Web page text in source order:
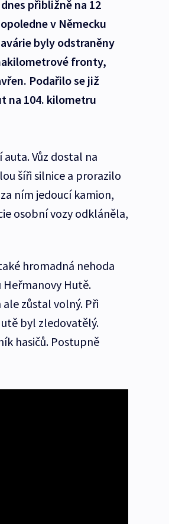
přibližně na 12
v Německu
byly odstraněny
fronty,
Podařilo se již
na 104. kilometru
Vůz dostal na
šíři silnice a prorazilo
ním jedoucí kamion,
osobní vozy odkláněla,
hromadná nehoda
Heřmanovy Hutě.
zůstal volný. Při
byl zledovatělý.
hasičů. Postupně